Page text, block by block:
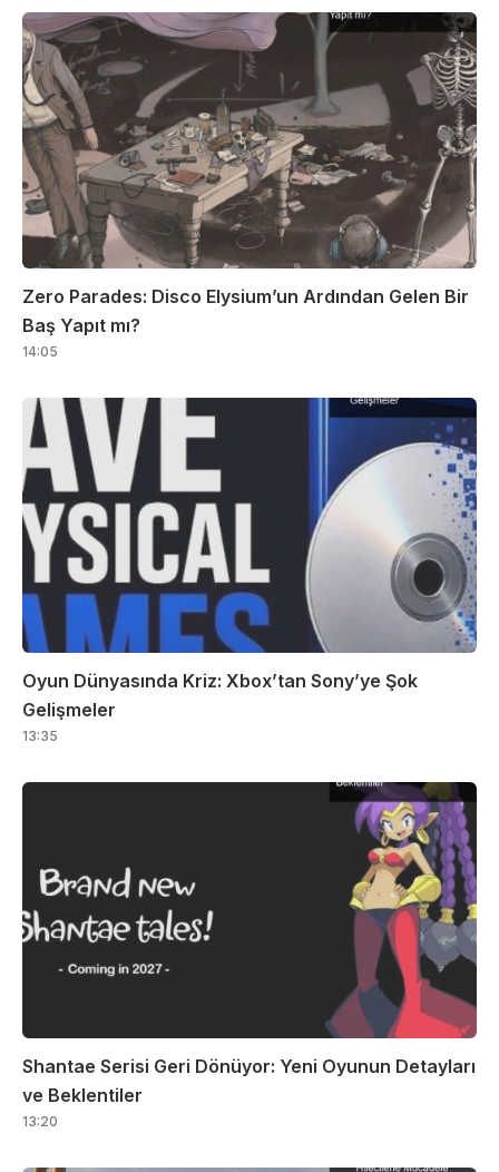
Zero Parades: Disco Elysium’un Ardından Gelen Bir
Baş Yapıt mı?
14:05
Oyun Dünyasında Kriz: Xbox’tan Sony’ye Şok
Gelişmeler
13:35
Shantae Serisi Geri Dönüyor: Yeni Oyunun Detayları
ve Beklentiler
13:20